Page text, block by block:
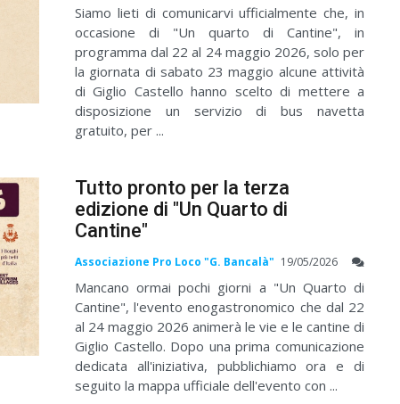
Siamo lieti di comunicarvi ufficialmente che, in
occasione di "Un quarto di Cantine", in
programma dal 22 al 24 maggio 2026, solo per
la giornata di sabato 23 maggio alcune attività
di Giglio Castello hanno scelto di mettere a
disposizione un servizio di bus navetta
gratuito, per ...
Tutto pronto per la terza
edizione di "Un Quarto di
Cantine"
Associazione Pro Loco "G. Bancalà" 19/05/2026
Mancano ormai pochi giorni a "Un Quarto di
Cantine", l'evento enogastronomico che dal 22
al 24 maggio 2026 animerà le vie e le cantine di
Giglio Castello. Dopo una prima comunicazione
dedicata all'iniziativa, pubblichiamo ora e di
seguito la mappa ufficiale dell'evento con ...